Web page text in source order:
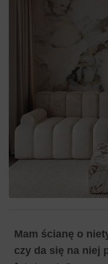
Mam ścianę o
czy da się na niej